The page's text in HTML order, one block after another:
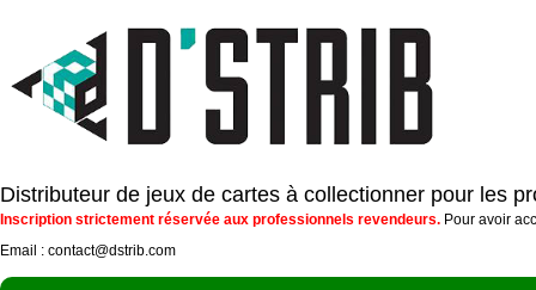
Distributeur de jeux de cartes à collectionner pour les
Inscription strictement réservée aux professionnels revendeurs. Pour avoir
Email : contact@dstrib.com